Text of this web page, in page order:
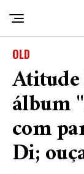
OLD
álbum
com
Di;